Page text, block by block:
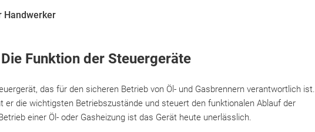
Handwerker
Funktion der Steuergeräte
das für den sicheren Betrieb von Öl- und Gasbrennern verantwortlich ist.
er die wichtigsten Betriebszustände und steuert den funktionalen Ablauf der
einer Öl- oder Gasheizung ist das Gerät heute unerlässlich.